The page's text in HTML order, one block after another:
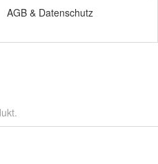
AGB & Datenschutz